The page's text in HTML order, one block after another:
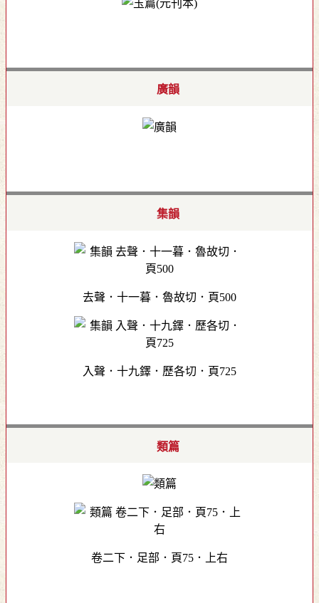
廣韻
集韻
去聲．十一暮．魯故切．頁500
入聲．十九鐸．歷各切．頁725
類篇
卷二下．足部．頁75．上右